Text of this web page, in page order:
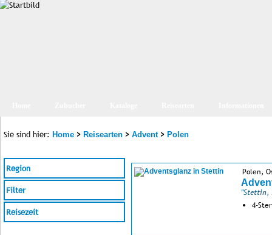
Sie sind hier: Home > Reisearten > Advent> Polen
Region
Filter
Reisezeit
Polen,
"Stettin,
4-